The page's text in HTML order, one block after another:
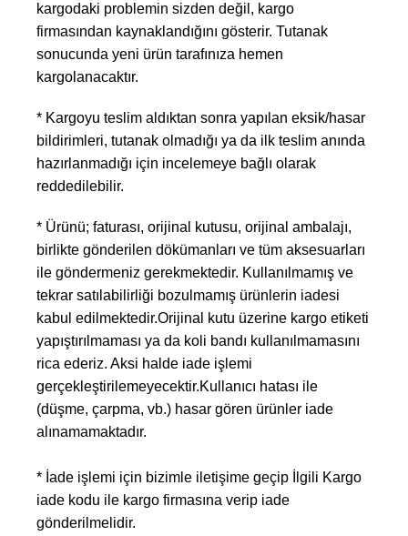
kargodaki problemin sizden değil, kargo
firmasından kaynaklandığını gösterir. Tutanak
sonucunda yeni ürün tarafınıza hemen
kargolanacaktır.
* Kargoyu teslim aldıktan sonra yapılan eksik/hasar
bildirimleri, tutanak olmadığı ya da ilk teslim anında
hazırlanmadığı için incelemeye bağlı olarak
reddedilebilir.
* Ürünü; faturası, orijinal kutusu, orijinal ambalajı,
birlikte gönderilen dökümanları ve tüm aksesuarları
ile göndermeniz gerekmektedir. Kullanılmamış ve
tekrar satılabilirliği bozulmamış ürünlerin iadesi
kabul edilmektedir.Orijinal kutu üzerine kargo etiketi
yapıştırılmaması ya da koli bandı kullanılmamasını
rica ederiz. Aksi halde iade işlemi
gerçekleştirilemeyecektir.Kullanıcı hatası ile
(düşme, çarpma, vb.) hasar gören ürünler iade
alınamamaktadır.
* İade işlemi için bizimle iletişime geçip İlgili Kargo
iade kodu ile kargo firmasına verip iade
gönderilmelidir.